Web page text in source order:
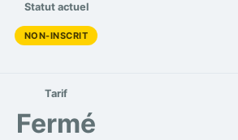
Statut actuel
NON-INSCRIT
Tarif
Fermé